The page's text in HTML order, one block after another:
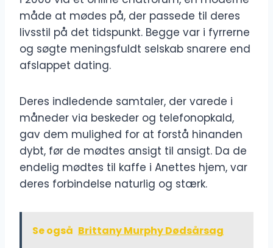
måde at mødes på, der passede til deres
livsstil på det tidspunkt. Begge var i fyrrerne
og søgte meningsfuldt selskab snarere end
afslappet dating.
Deres indledende samtaler, der varede i
måneder via beskeder og telefonopkald,
gav dem mulighed for at forstå hinanden
dybt, før de mødtes ansigt til ansigt. Da de
endelig mødtes til kaffe i Anettes hjem, var
deres forbindelse naturlig og stærk.
Se også Brittany Murphy Dødsårsag